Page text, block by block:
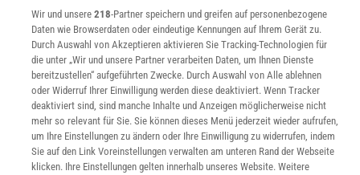
Angebote für Institutionen
Sprachen lernen mit Gymglish
Lexika
Für Spektrum schreiben
Zugänglichkeitserklärung
WEBSEITEN
KielSCN
Wissenschaft in die Schulen
SciLogs
Wir und unsere218-Partner speichern und greifen auf personenbezogene
Daten wie Browserdaten oder eindeutige Kennungen auf Ihrem Gerät zu.
Durch Auswahl von Akzeptieren aktivieren Sie Tracking-Technologien für
die unter „Wir und unsere Partner verarbeiten Daten, um Ihnen Dienste
bereitzustellen“ aufgeführten Zwecke. Durch Auswahl von Alle ablehnen
oder Widerruf Ihrer Einwilligung werden diese deaktiviert. Wenn Tracker
deaktiviert sind, sind manche Inhalte und Anzeigen möglicherweise nicht
mehr so relevant für Sie. Sie können dieses Menü jederzeit wieder aufrufen,
um Ihre Einstellungen zu ändern oder Ihre Einwilligung zu widerrufen, indem
Sie auf den Link Voreinstellungen verwalten am unteren Rand der Webseite
klicken. Ihre Einstellungen gelten innerhalb unseres Website. Weitere